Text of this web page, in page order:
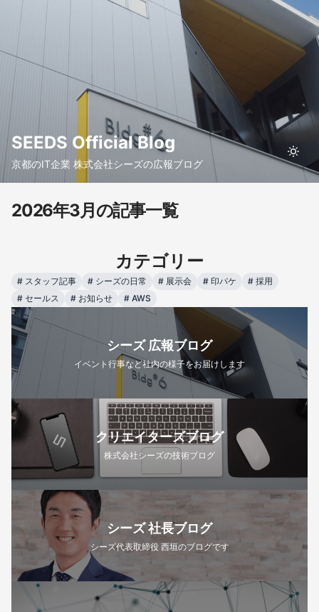
SEEDS Official Blog
京都のIT企業 株式会社シーズの広報ブログ
2026年3月の記事一覧
カテゴリー
# スタッフ記事 # シーズの日常 # 展示会 # 印パケ # 採用
# セールス # お知らせ # AWS
シーズ 広報ブログ
イベント行事など社内の様子をお届けします
クリエイターズブログ
株式会社シーズの技術ブログ
シーズ 社長ブログ
シーズ代表取締役 西垣のブログです